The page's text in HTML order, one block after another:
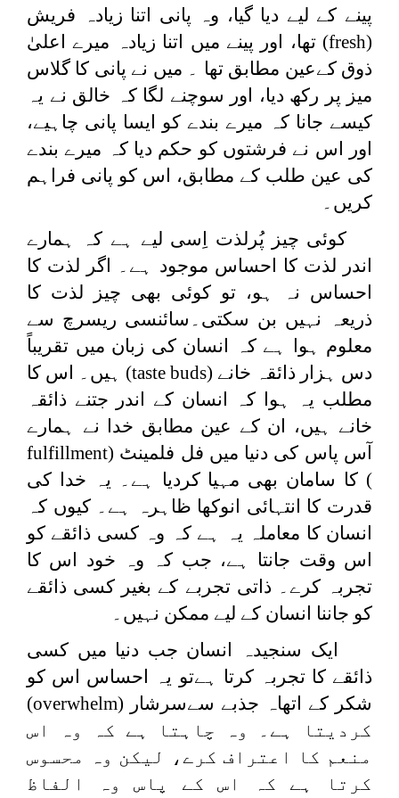
پینے کے لیے دیا گیا، وہ پانی اتنا زیادہ فریش
(
fresh) تھا، اور پینے میں اتنا زیادہ میرے اعلیٰ
ذوق کےعین مطابق تھا ۔ میں نے پانی کا گلاس
میز پر رکھ دیا، اور سوچنے لگا کہ خالق نے یہ
کیسے جانا کہ میرے بندے کو ایسا پانی چاہیے،
اور اس نے فرشتوں کو حکم دیا کہ میرے بندے
کی عین طلب کے مطابق، اس کو پانی فراہم
کریں۔
کوئی چیز پُرلذت اِسی لیے ہے کہ ہمارے
اندر لذت کا احساس موجود ہے۔ اگر لذت کا
احساس نہ ہو، تو کوئی بھی چیز لذت کا
ذریعہ نہیں بن سکتی۔سائنسی ریسرچ سے
معلوم ہوا ہے کہ انسان کی زبان میں تقریباً
دس ہزار ذائقہ خانے (taste buds) ہیں۔ اس کا
مطلب یہ ہوا کہ انسان کے اندر جتنے ذائقہ
خانے ہیں، ان کے عین مطابق خدا نے ہمارے
آس پاس کی دنیا میں فل فلمینٹ (fulfillment
) کا سامان بھی مہیا کردیا ہے۔ یہ خدا کی
قدرت کا انتہائی انوکھا ظاہرہ ہے۔ کیوں کہ
انسان کا معاملہ یہ ہے کہ وہ کسی ذائقے کو
اس وقت جانتا ہے، جب کہ وہ خود اس کا
تجربہ کرے۔ ذاتی تجربے کے بغیر کسی ذائقے
کو جاننا انسان کے لیے ممکن نہیں۔
ایک سنجیدہ انسان جب دنیا میں کسی
ذائقے کا تجربہ کرتا ہےتو یہ احساس اس کو
شکر کے اتھاہ جذبے سےسرشار (overwhelm
)
کردیتا ہے۔ وہ چاہتا ہے کہ وہ اس
منعم کا اعتراف کرے، لیکن وہ محسوس
کرتا ہے کہ اس کے پاس وہ الفاظ